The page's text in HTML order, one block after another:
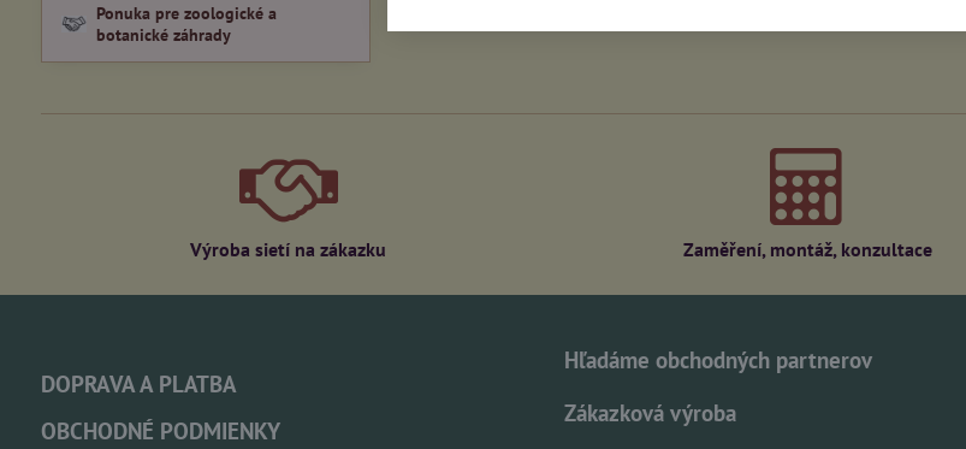
Ponuka pre zoologické a
botanické záhrady
Výroba sietí na zákazku Zaměření, montáž, konzultace
DOPRAVA A PLATBA
OBCHODNÉ PODMIENKY
Hľadáme obchodných partnerov
Zákazková výroba